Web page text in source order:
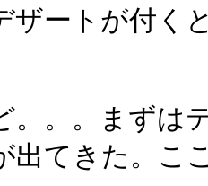
ザートが付く
。。まずは
出てきた。こ